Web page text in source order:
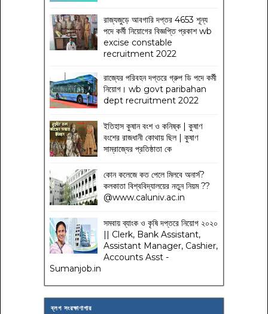
রাজ্যজুড়ে আবগারি দপ্তর 4653 শূন্য
পদে কর্মী নিয়োগের বিজ্ঞপ্তি প্রকাশ wb
excise constable
recruitment 2022
রাজ্যের পরিবহন দপ্তরে গ্রুপ ডি পদে কর্মী
নিয়োগ। wb govt paribahan
dept recruitment 2022
ইতিহাস কুষান বংশ ও কনিষ্ক | কুষাণ
বংশের রাজধানী কোথায় ছিল | কুষাণ
সাম্রাজ্যের প্রতিষ্ঠাতা কে
কোন কলেজে কত পেলে মিলবে অনার্স?
কলকাতা বিশ্ববিদ্যালয়ের নতুন নিয়ম??
@www.caluniv.ac.in
সমবায় ব্যাংক ও কৃষি দপ্তরে নিয়োগ ২০২০
|| Clerk, Bank Assistant,
Assistant Manager, Cashier,
Accounts Asst -
Sumanjob.in
ব্লগ সংরক্ষাণাগার